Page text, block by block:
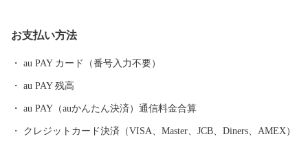
く過ごしやすく、虎舞いで新年を祝います。 四季折々の陸前高田
障がい者の皆様に正式に委託しております。 もしかすると、きち
んと梱包されているか心配される方もいるかもしれません。もち
ろん様々な障がいにより苦手な作業もありますが、皆さんの高い
お支払い方法
au PAY カード（番号入力不要）
au PAY 残高
au PAY（auかんたん決済）通信料金合算
クレジットカード決済（VISA、Master、JCB、Diners、AMEX）